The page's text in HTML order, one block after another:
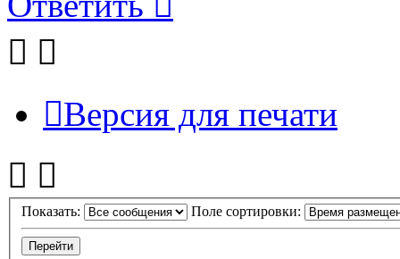
Версия для печати
Показать: Поле сортировки: